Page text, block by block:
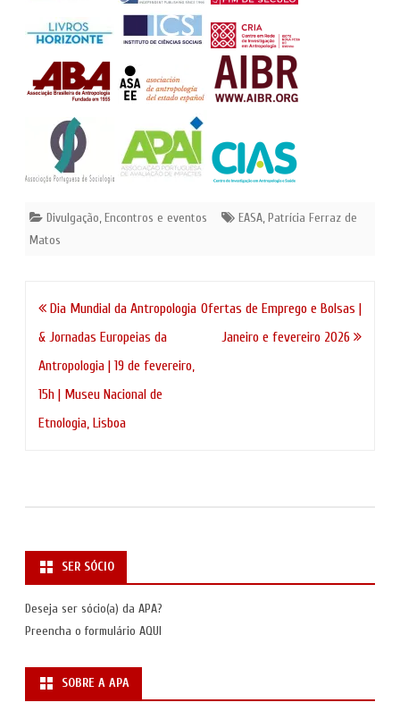
Divulgação,Encontros e eventos EASA,Patrícia Ferraz de
Matos
Navegação
de
artigos
Dia Mundial da Antropologia
& Jornadas Europeias da
Antropologia | 19 de fevereiro,
15h | Museu Nacional de
Etnologia, Lisboa
Ofertas de Emprego e Bolsas |
Janeiro e fevereiro 2026
SER SÓCIO
Deseja ser sócio(a) da APA?
Preencha o formulário AQUI
SOBRE A APA